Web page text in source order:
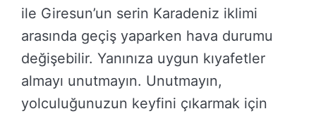
ile Giresun’un serin Karadeniz iklimi
arasında geçiş yaparken hava durumu
değişebilir. Yanınıza uygun kıyafetler
almayı unutmayın. Unutmayın,
yolculuğunuzun keyfini çıkarmak için